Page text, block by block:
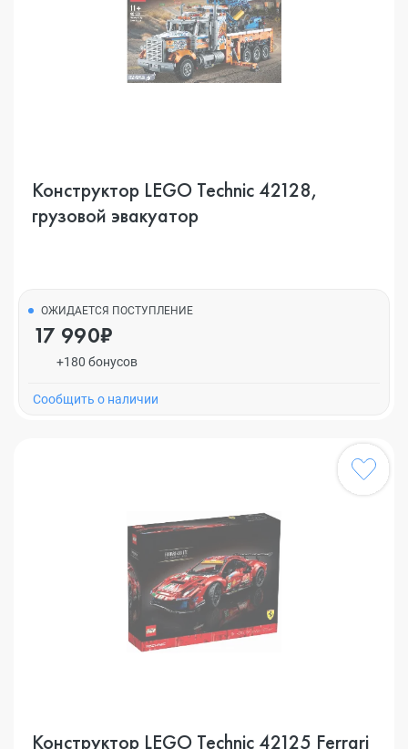
Конструктор LEGO Technic 42128,
грузовой эвакуатор
ОЖИДАЕТСЯ ПОСТУПЛЕНИЕ
17 990₽
+180 бонусов
Cообщить о наличии
Конструктор LEGO Technic 42125 Ferrari